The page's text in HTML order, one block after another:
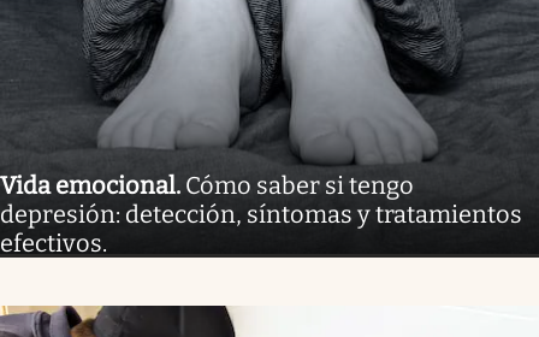
Vida emocional. Cómo saber si tengo
depresión: detección, síntomas y tratamientos
efectivos.